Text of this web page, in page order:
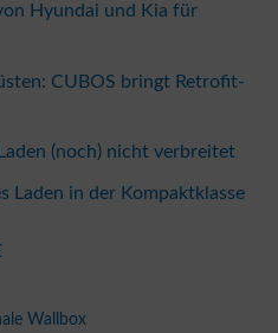
Hyundai und Kia für
CUBOS bringt Retrofit-
(noch) nicht verbreitet
Laden in der Kompaktklasse
Wallbox